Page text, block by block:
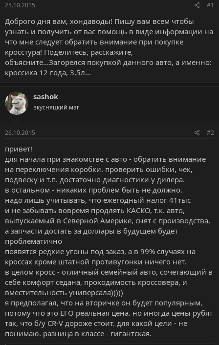
ы
л
25.10.2015 #1
Доброго дня вам, хондаводы! Пишу вам всем чтобы
узнать и получить от вас помощь в виде информации на
что мне следует обратить внимание при покупке
кросстура! Поделитесь, расскажите,
объясните...Загорелся покупкой данного авто, а именно:
кроссика 12 года, 3,5л...
sashok
вкусняцкий маг
26.10.2015 #2
привет!
для начала при знакомстве с авто - обратить внимание
на переключения коробки. проверить ошибки, чек,
подвеску и т.п. достаточно диагностики у дилера.
в остальном - никаких проблем быть не должно.
надо лишь учитывать, что ежегодный налог 41тыс
и не забывать вовремя продлять КАСКО, т.к. авто,
выпускаемый в Северной Америке, снят с производства,
а запчасти достать за доллары в будущем будет
проблематично
появятся редкие угоны под заказ, а в 99% случаях на
кроссах кроме штатной противугонки ничего нет.
в целом кросс - отличный семейный авто, сочетающий в
себе комфорт седана, проходимость кроссовера, и
вместительность универсала)))))
я предполагал, что на вторичке он будет популярным,
потому что это ЕГО реальная цена. но иногда цены рубят
так, что б/у CR-V дороже стоит. для какой цели - не
понимаю. разница в классе - гигантская.